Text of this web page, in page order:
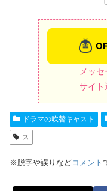
メッ
サイト
ドラマの吹替キャスト
ス
※脱字や誤りなどコメント